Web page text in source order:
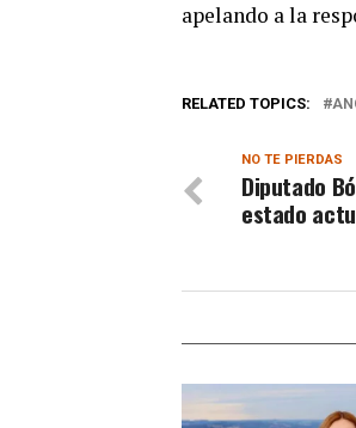
apelando a la
RELATED TOPICS:
NO TE PIERDAS
Diputado
estado